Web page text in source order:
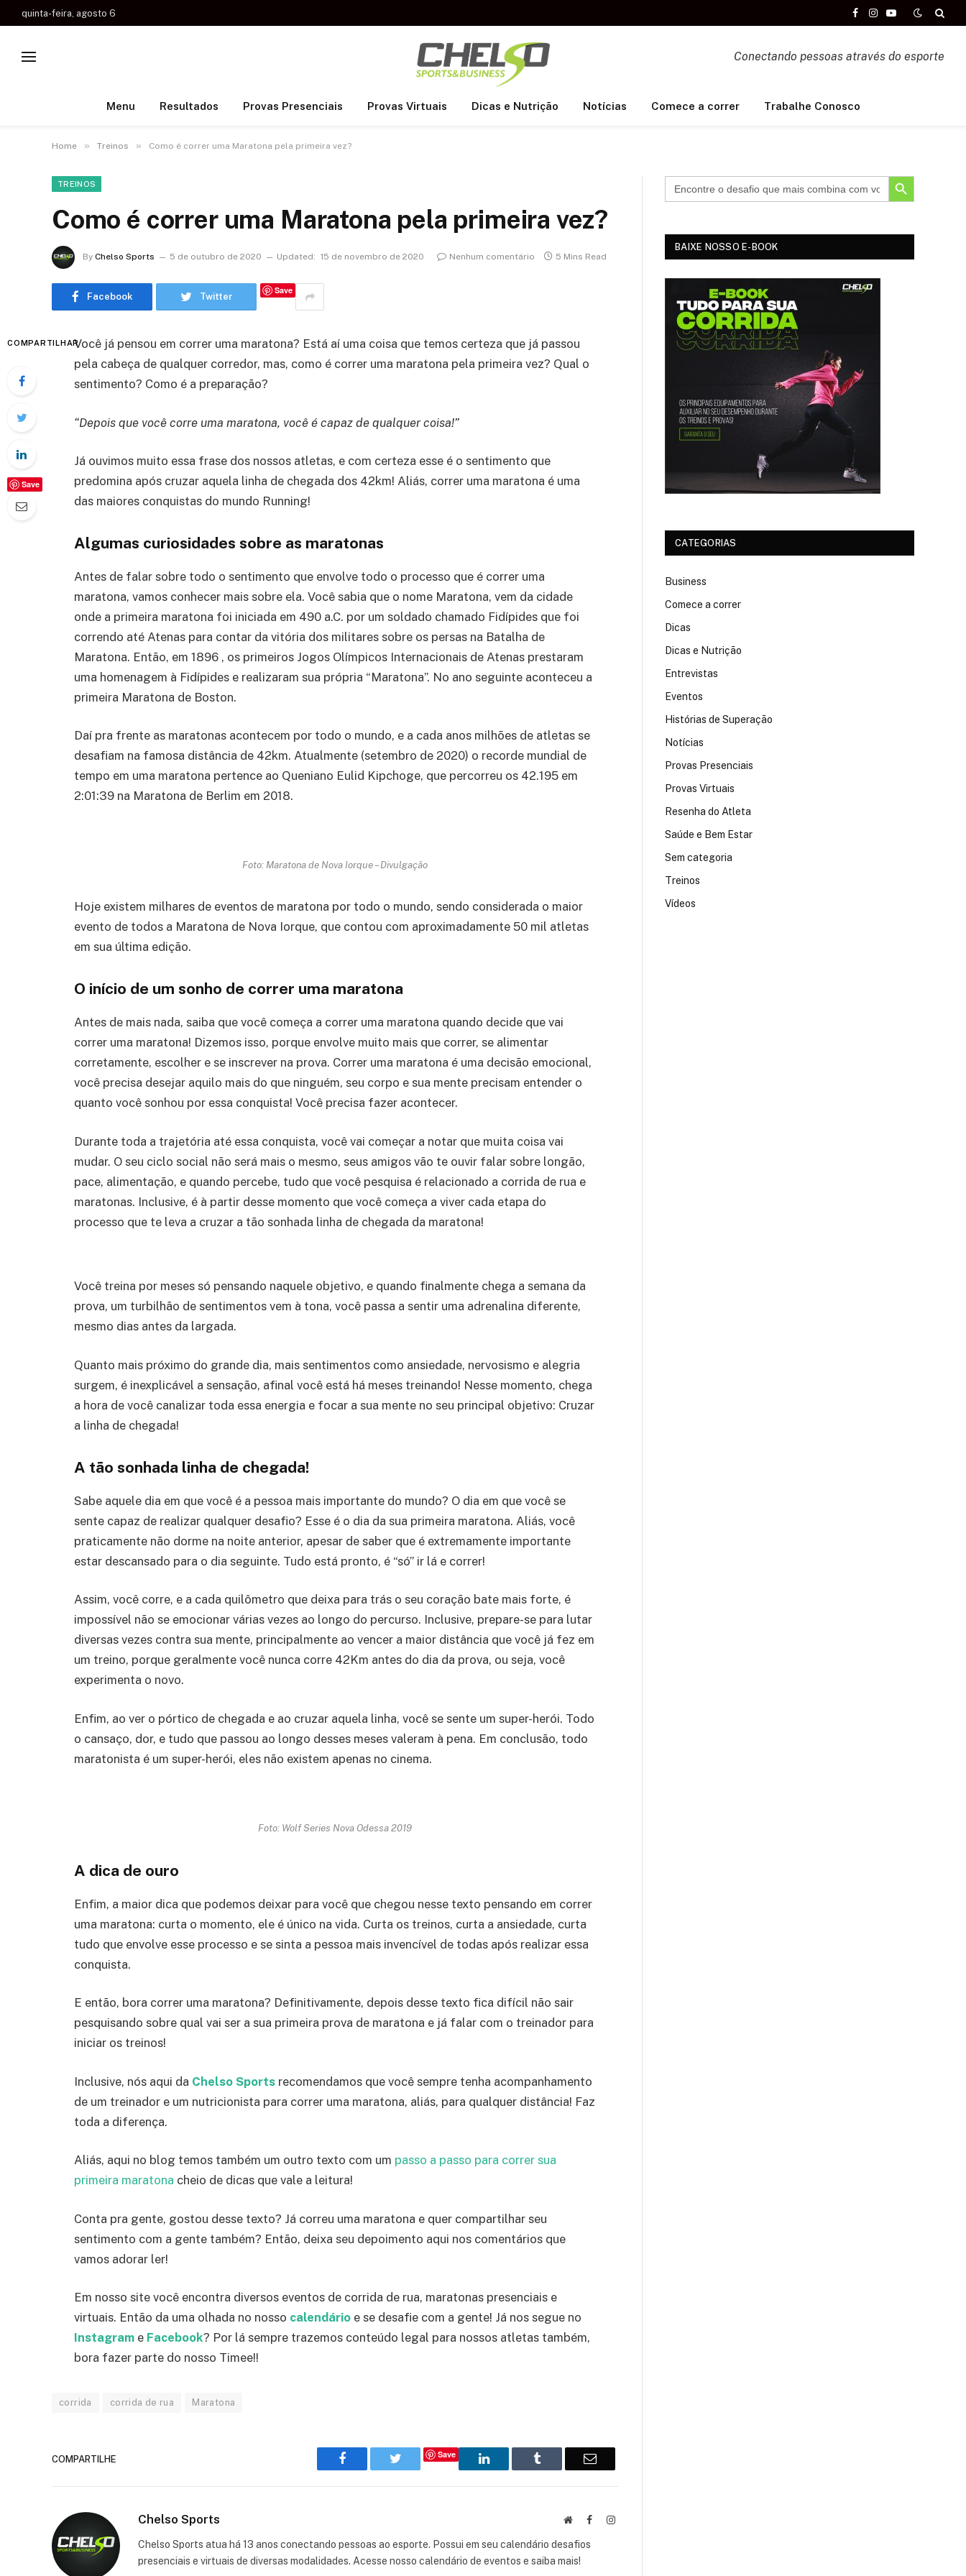
quinta-feira, agosto 6
Facebook
Instagram
YouTube
Conectando pessoas através do esporte
Menu Resultados Provas Presenciais Provas Virtuais Dicas e Nutrição Notícias Comece a correr Trabalhe Conosco
Home » Treinos » Como é correr uma Maratona pela primeira vez?
TREINOS
Como é correr uma Maratona pela primeira vez?
By Chelso Sports 5 de outubro de 2020 Updated: 15 de novembro de 2020 Nenhum comentário 5 Mins Read
Facebook Twitter
Save
COMPARTILHAR
Save
Você já pensou em correr uma maratona? Está aí uma coisa que temos certeza que já passou
pela cabeça de qualquer corredor, mas, como é correr uma maratona pela primeira vez? Qual o
sentimento? Como é a preparação?
“Depois que você corre uma maratona, você é capaz de qualquer coisa!”
Já ouvimos muito essa frase dos nossos atletas, e com certeza esse é o sentimento que
predomina após cruzar aquela linha de chegada dos 42km! Aliás, correr uma maratona é uma
das maiores conquistas do mundo Running!
Algumas curiosidades sobre as maratonas
Antes de falar sobre todo o sentimento que envolve todo o processo que é correr uma
maratona, vamos conhecer mais sobre ela. Você sabia que o nome Maratona, vem da cidade
onde a primeira maratona foi iniciada em 490 a.C. por um soldado chamado Fidípides que foi
correndo até Atenas para contar da vitória dos militares sobre os persas na Batalha de
Maratona. Então, em 1896 , os primeiros Jogos Olímpicos Internacionais de Atenas prestaram
uma homenagem à Fidípides e realizaram sua própria “Maratona”. No ano seguinte aconteceu a
primeira Maratona de Boston.
Daí pra frente as maratonas acontecem por todo o mundo, e a cada anos milhões de atletas se
desafiam na famosa distância de 42km. Atualmente (setembro de 2020) o recorde mundial de
tempo em uma maratona pertence ao Queniano Eulid Kipchoge, que percorreu os 42.195 em
2:01:39 na Maratona de Berlim em 2018.
Foto: Maratona de Nova Iorque – Divulgação
Hoje existem milhares de eventos de maratona por todo o mundo, sendo considerada o maior
evento de todos a Maratona de Nova Iorque, que contou com aproximadamente 50 mil atletas
em sua última edição.
O início de um sonho de correr uma maratona
Antes de mais nada, saiba que você começa a correr uma maratona quando decide que vai
correr uma maratona! Dizemos isso, porque envolve muito mais que correr, se alimentar
corretamente, escolher e se inscrever na prova. Correr uma maratona é uma decisão emocional,
você precisa desejar aquilo mais do que ninguém, seu corpo e sua mente precisam entender o
quanto você sonhou por essa conquista! Você precisa fazer acontecer.
Durante toda a trajetória até essa conquista, você vai começar a notar que muita coisa vai
mudar. O seu ciclo social não será mais o mesmo, seus amigos vão te ouvir falar sobre longão,
pace, alimentação, e quando percebe, tudo que você pesquisa é relacionado a corrida de rua e
maratonas. Inclusive, é à partir desse momento que você começa a viver cada etapa do
processo que te leva a cruzar a tão sonhada linha de chegada da maratona!
Você treina por meses só pensando naquele objetivo, e quando finalmente chega a semana da
prova, um turbilhão de sentimentos vem à tona, você passa a sentir uma adrenalina diferente,
mesmo dias antes da largada.
Quanto mais próximo do grande dia, mais sentimentos como ansiedade, nervosismo e alegria
surgem, é inexplicável a sensação, afinal você está há meses treinando! Nesse momento, chega
a hora de você canalizar toda essa energia e focar a sua mente no seu principal objetivo: Cruzar
a linha de chegada!
A tão sonhada linha de chegada!
Sabe aquele dia em que você é a pessoa mais importante do mundo? O dia em que você se
sente capaz de realizar qualquer desafio? Esse é o dia da sua primeira maratona. Aliás, você
praticamente não dorme na noite anterior, apesar de saber que é extremamente importante
estar descansado para o dia seguinte. Tudo está pronto, é “só” ir lá e correr!
Assim, você corre, e a cada quilômetro que deixa para trás o seu coração bate mais forte, é
impossível não se emocionar várias vezes ao longo do percurso. Inclusive, prepare-se para lutar
diversas vezes contra sua mente, principalmente ao vencer a maior distância que você já fez em
um treino, porque geralmente você nunca corre 42Km antes do dia da prova, ou seja, você
experimenta o novo.
Enfim, ao ver o pórtico de chegada e ao cruzar aquela linha, você se sente um super-herói. Todo
o cansaço, dor, e tudo que passou ao longo desses meses valeram à pena. Em conclusão, todo
maratonista é um super-herói, eles não existem apenas no cinema.
Foto: Wolf Series Nova Odessa 2019
A dica de ouro
Enfim, a maior dica que podemos deixar para você que chegou nesse texto pensando em correr
uma maratona: curta o momento, ele é único na vida. Curta os treinos, curta a ansiedade, curta
tudo que envolve esse processo e se sinta a pessoa mais invencível de todas após realizar essa
conquista.
E então, bora correr uma maratona? Definitivamente, depois desse texto fica difícil não sair
pesquisando sobre qual vai ser a sua primeira prova de maratona e já falar com o treinador para
iniciar os treinos!
Inclusive, nós aqui da Chelso Sports recomendamos que você sempre tenha acompanhamento
de um treinador e um nutricionista para correr uma maratona, aliás, para qualquer distância! Faz
toda a diferença.
Aliás, aqui no blog temos também um outro texto com um passo a passo para correr sua
primeira maratona cheio de dicas que vale a leitura!
Conta pra gente, gostou desse texto? Já correu uma maratona e quer compartilhar seu
sentimento com a gente também? Então, deixa seu depoimento aqui nos comentários que
vamos adorar ler!
Em nosso site você encontra diversos eventos de corrida de rua, maratonas presenciais e
virtuais. Então da uma olhada no nosso calendário e se desafie com a gente! Já nos segue no
Instagram e Facebook? Por lá sempre trazemos conteúdo legal para nossos atletas também,
bora fazer parte do nosso Timee!!
corrida corrida de rua Maratona
COMPARTILHE Facebook TwitterSave LinkedIn Tumblr Email
Chelso Sports WebsiteFacebookInstagram
Chelso Sports atua há 13 anos conectando pessoas ao esporte. Possui em seu calendário desafios
presenciais e virtuais de diversas modalidades. Acesse nosso calendário de eventos e saiba mais!
SEARCH BUTTON
BAIXE NOSSO E-BOOK
CATEGORIAS
Business
Comece a correr
Dicas
Dicas e Nutrição
Entrevistas
Eventos
Histórias de Superação
Notícias
Provas Presenciais
Provas Virtuais
Resenha do Atleta
Saúde e Bem Estar
Sem categoria
Treinos
Vídeos